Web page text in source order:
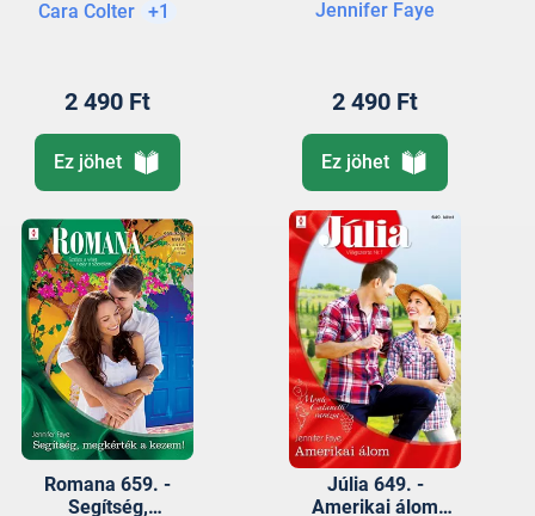
kezdődött
Cara Colter +1
2 490 Ft
Ez jöhet
Jennifer Faye
2 490 Ft
Ez jöhet
Romana 659. -
Segítség,
Júlia 649. -
Amerikai álom